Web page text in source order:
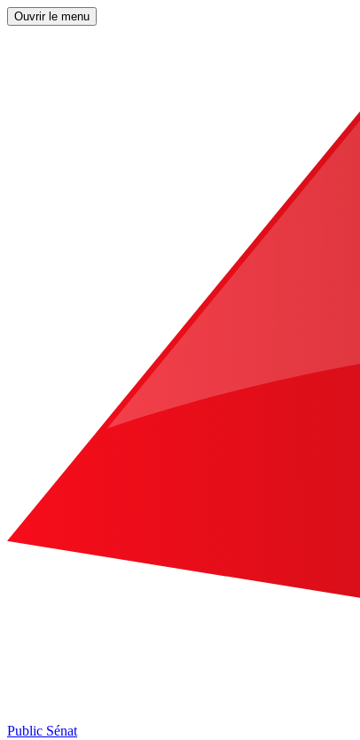
Ouvrir le menu
Public Sénat